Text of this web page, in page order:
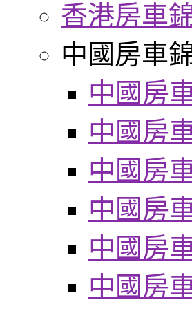
香港房車
中國房車
中國房
中國房
中國房
中國房
中國房
中國房